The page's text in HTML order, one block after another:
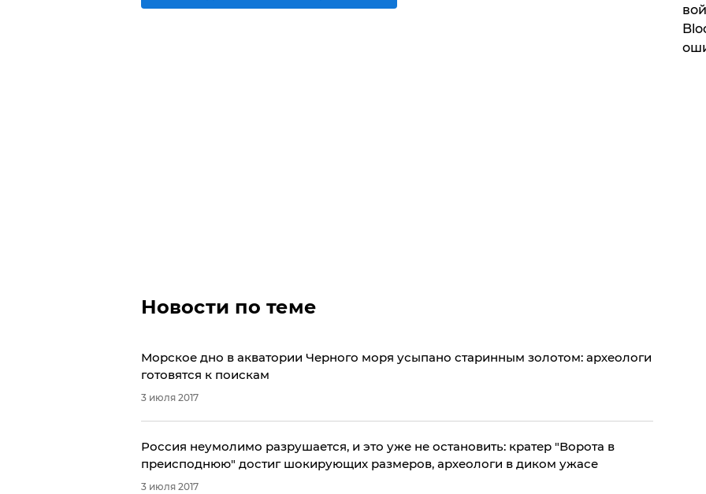
Новости по теме
Морское дно в акватории Черного моря усыпано старинным золотом: археологи
готовятся к поискам
3 июля 2017
Россия неумолимо разрушается, и это уже не остановить: кратер "Ворота в
преисподнюю" достиг шокирующих размеров, археологи в диком ужасе
3 июля 2017